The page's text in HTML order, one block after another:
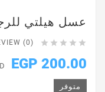
عسل هيلتي





(0)
200.00 EGP
متوفر